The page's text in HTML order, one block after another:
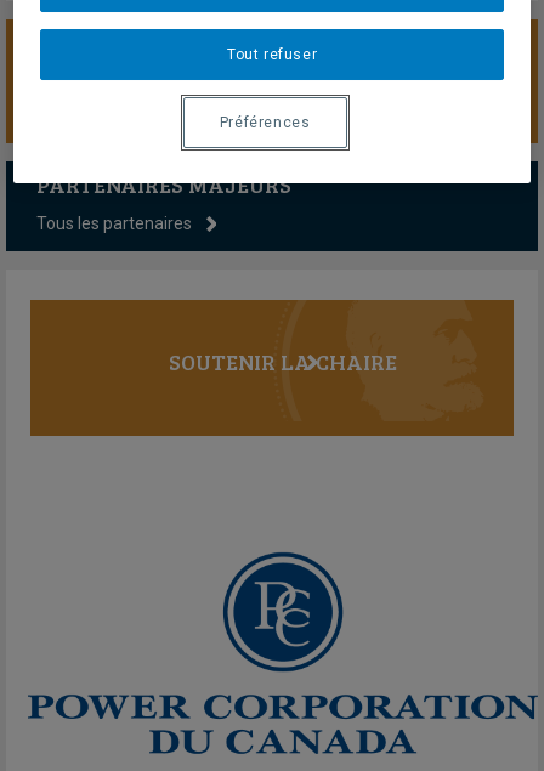
SOUTENIR LA CHAIRE
PARTENAIRES MAJEURS
Tous les partenaires
SOUTENIR LA CHAIRE
Tout refuser
Préférences